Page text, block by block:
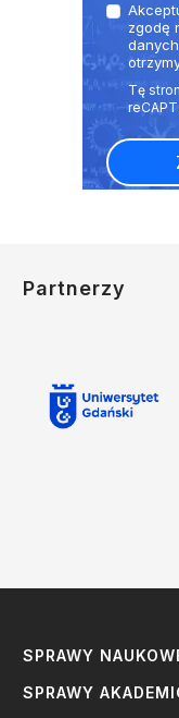
zgodę
Partnerzy
SPRAWY
SPRAWY